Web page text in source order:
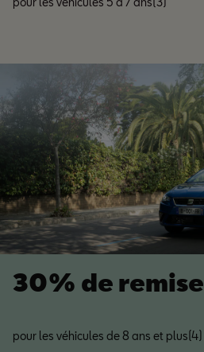
30% de remise
pour les véhicules de 8 ans et plus(4)